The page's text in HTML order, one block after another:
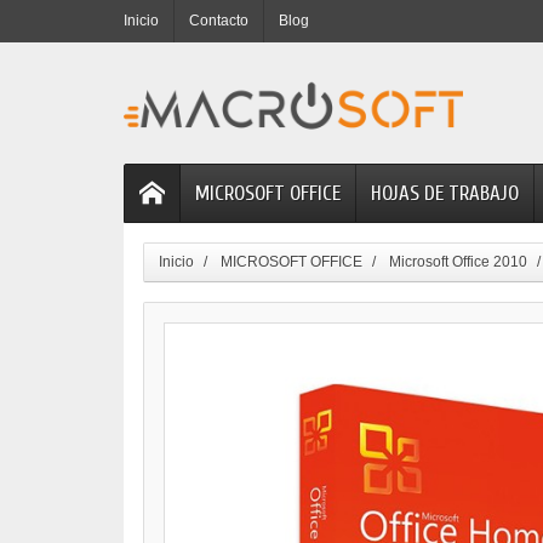
Inicio Contacto Blog
MICROSOFT OFFICE HOJAS DE TRABAJO
Inicio MICROSOFT OFFICE Microsoft Office 2010